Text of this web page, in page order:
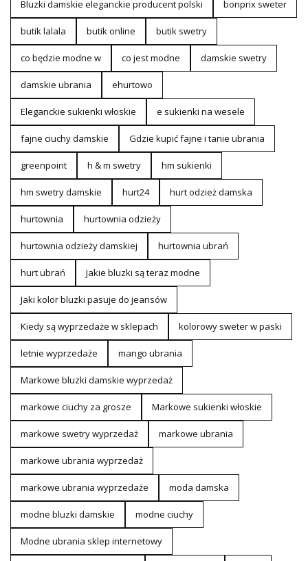
Bluzki damskie eleganckie producent polski bonprix sweter
butik lalala butik online butik swetry
co będzie modne w co jest modne damskie swetry
damskie ubrania ehurtowo
Eleganckie sukienki włoskie e sukienki na wesele
fajne ciuchy damskie Gdzie kupić fajne i tanie ubrania
greenpoint h & m swetry hm sukienki
hm swetry damskie hurt24 hurt odzież damska
hurtownia hurtownia odzieży
hurtownia odzieży damskiej hurtownia ubrań
hurt ubrań Jakie bluzki są teraz modne
Jaki kolor bluzki pasuje do jeansów
Kiedy są wyprzedaże w sklepach kolorowy sweter w paski
letnie wyprzedaże mango ubrania
Markowe bluzki damskie wyprzedaż
markowe ciuchy za grosze Markowe sukienki włoskie
markowe swetry wyprzedaż markowe ubrania
markowe ubrania wyprzedaż
markowe ubrania wyprzedaże moda damska
modne bluzki damskie modne ciuchy
Modne ubrania sklep internetowy